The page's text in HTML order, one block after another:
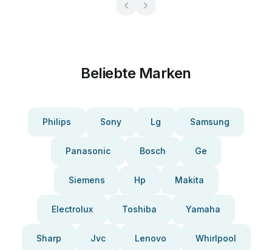
Beliebte Marken
Philips Sony Lg Samsung
Panasonic Bosch Ge
Siemens Hp Makita
Electrolux Toshiba Yamaha
Sharp Jvc Lenovo Whirlpool